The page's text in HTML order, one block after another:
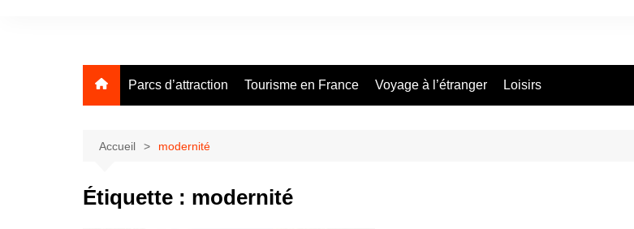
Parcs d’attraction Tourisme en France Voyage à l’étranger Loisirs
Accueil modernité
Étiquette : modernité